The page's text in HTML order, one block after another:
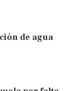
de agua